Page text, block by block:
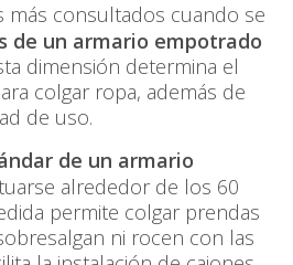
más consultados cuando se
de un armario empotrado
dimensión determina el
colgar ropa, además de
de uso.
de un armario
alrededor de los 60
permite colgar prendas
ni rocen con las